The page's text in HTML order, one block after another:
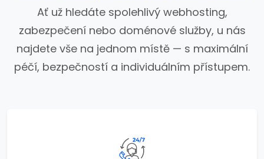
Ať už hledáte spolehlivý webhosting,
zabezpečení nebo doménové služby, u nás
najdete vše na jednom místě — s maximální
péčí, bezpečností a individuálním přístupem.